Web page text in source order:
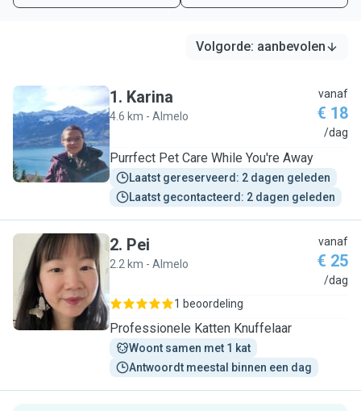
Volgorde: aanbevolen
K
1. Karina
4.6 km - Almelo
vanaf
€ 18
/dag
Purrfect Pet Care While You're Away
Laatst gereserveerd: 2 dagen geleden
Laatst gecontacteerd: 2 dagen geleden
P
2. Pei
2.2 km - Almelo
vanaf
€ 25
/dag
1 beoordeling
Professionele Katten Knuffelaar
Woont samen met 1 kat
Antwoordt meestal binnen een dag